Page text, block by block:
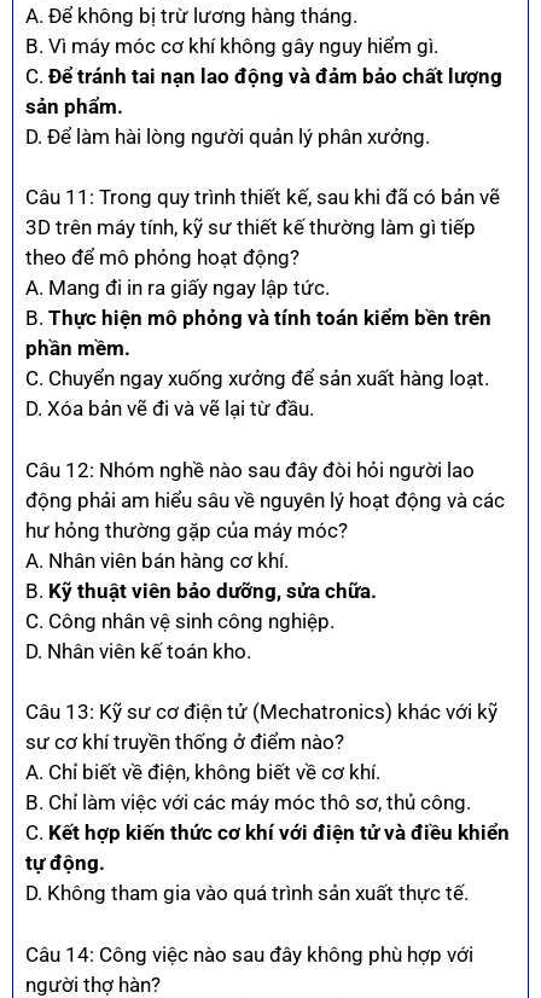
A. Để không bị trừ lương hàng tháng.
B. Vì máy móc cơ khí không gây nguy hiểm gì.
C. Để tránh tai nạn lao động và đảm bảo chất lượng
sản phẩm.
D. Để làm hài lòng người quản lý phân xưởng.
Câu 11: Trong quy trình thiết kế, sau khi đã có bản vẽ
3D trên máy tính, kỹ sư thiết kế thường làm gì tiếp
theo để mô phỏng hoạt động?
A. Mang đi in ra giấy ngay lập tức.
B. Thực hiện mô phỏng và tính toán kiểm bền trên
phần mềm.
C. Chuyển ngay xuống xưởng để sản xuất hàng loạt.
D. Xóa bản vẽ đi và vẽ lại từ đầu.
Câu 12: Nhóm nghề nào sau đây đòi hỏi người lao
động phải am hiểu sâu về nguyên lý hoạt động và các
hư hỏng thường gặp của máy móc?
A. Nhân viên bán hàng cơ khí.
B. Kỹ thuật viên bảo dưỡng, sửa chữa.
C. Công nhân vệ sinh công nghiệp.
D. Nhân viên kế toán kho.
Câu 13: Kỹ sư cơ điện tử (Mechatronics) khác với kỹ
sư cơ khí truyền thống ở điểm nào?
A. Chỉ biết về điện, không biết về cơ khí.
B. Chỉ làm việc với các máy móc thô sơ, thủ công.
C. Kết hợp kiến thức cơ khí với điện tử và điều khiển
tự động.
D. Không tham gia vào quá trình sản xuất thực tế.
Câu 14: Công việc nào sau đây không phù hợp với
người thợ hàn?